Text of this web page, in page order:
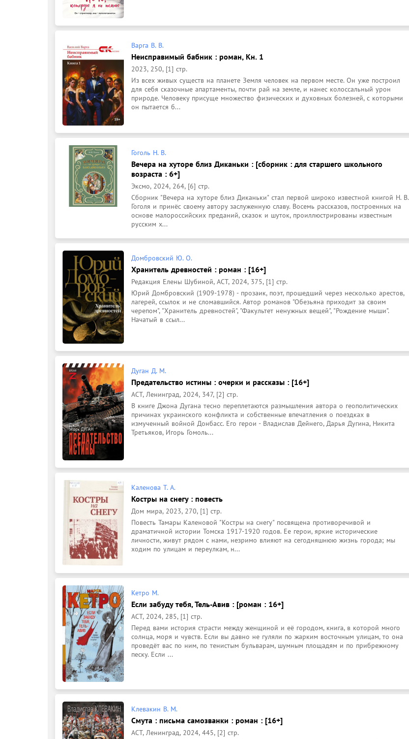
Варга В. В.
Неисправимый бабник : роман, Кн. 1
2023, 250, [1] стр.
Из всех живых существ на планете Земля человек на первом месте. Он уже построил
для себя сказочные апартаменты, почти рай на земле, и нанес колоссальный урон
природе. Человеку присуще множество физических и духовных болезней, с которыми
он пытается б...
Гоголь Н. В.
Вечера на хуторе близ Диканьки : [сборник : для старшего школьного
возраста : 6+]
Эксмо, 2024, 264, [6] стр.
Сборник "Вечера на хуторе близ Диканьки" стал первой широко известной книгой Н. В.
Гоголя и принёс своему автору заслуженную славу. Восемь рассказов, построенных на
основе малороссийских преданий, сказок и шуток, проиллюстрированы известным
русским х...
Домбровский Ю. О.
Хранитель древностей : роман : [16+]
Редакция Елены Шубиной, АСТ, 2024, 375, [1] стр.
Юрий Домбровский (1909-1978) - прозаик, поэт, прошедший через несколько арестов,
лагерей, ссылок и не сломавшийся. Автор романов "Обезьяна приходит за своим
черепом", "Хранитель древностей", "Факультет ненужных вещей", "Рождение мыши".
Начатый в ссыл...
Дуган Д. М.
Предательство истины : очерки и рассказы : [16+]
АСТ, Ленинград, 2024, 347, [2] стр.
В книге Джона Дугана тесно переплетаются размышления автора о геополитических
причинах украинского конфликта и собственные впечатления о поездках в
измученный войной Донбасс. Его герои - Владислав Дейнего, Дарья Дугина, Никита
Третьяков, Игорь Гомоль...
Каленова Т. А.
Костры на снегу : повесть
Дом мира, 2023, 270, [1] стр.
Повесть Тамары Каленовой "Костры на снегу" посвящена противоречивой и
драматичной истории Томска 1917-1920 годов. Ее герои, яркие исторические
личности, живут рядом с нами, незримо влияют на сегодняшнюю жизнь города; мы
ходим по улицам и переулкам, н...
Кетро М.
Если забуду тебя, Тель-Авив : [роман : 16+]
АСТ, 2024, 285, [1] стр.
Перед вами история страсти между женщиной и её городом, книга, в которой много
солнца, моря и чувств. Если вы давно не гуляли по жарким восточным улицам, то она
проведёт вас по ним, по тенистым бульварам, шумным площадям и по прибрежному
песку. Если ...
Клевакин В. М.
Смута : письма самозванки : роман : [16+]
АСТ, Ленинград, 2024, 445, [2] стр.